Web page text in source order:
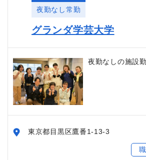
夜勤なし常勤
グランダ学芸大学
夜勤なしの施設
東京都目黒区鷹番1-13-3